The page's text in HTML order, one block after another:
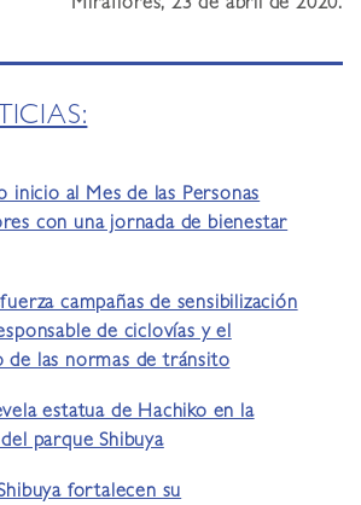
Miraflores, 23 de abril de 2020.
inicio al Mes de las Personas
con una jornada de bienestar
campañas de sensibilización
de ciclovías y el
de las normas de tránsito
estatua de Hachiko en la
parque Shibuya
fortalecen su